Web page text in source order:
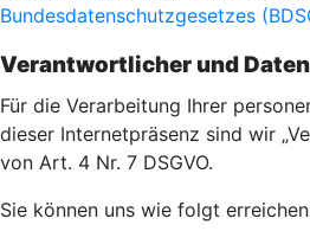
Bundesdatenschutzgesetzes
Verantwortlicher und
Für die Verarbeitung Ihrer
dieser Internetpräsenz sind wir
von Art. 4 Nr. 7 DSGVO.
Sie können uns wie folgt